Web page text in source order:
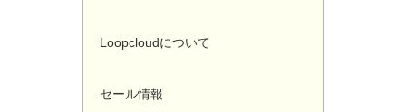
Loopcloudについて
セール情報